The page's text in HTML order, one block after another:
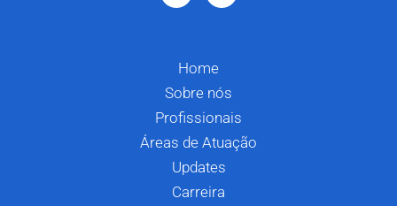
Home
Sobre nós
Profissionais
Áreas de Atuação
Updates
Carreira